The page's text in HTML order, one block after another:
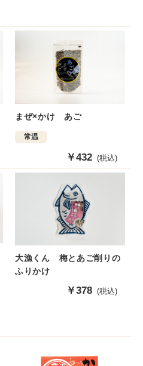
まぜ×かけ あご
常温
販
売
格
￥432 (税込)
大漁くん 梅とあご削りの
ふりかけ
販
￥378 (税込)